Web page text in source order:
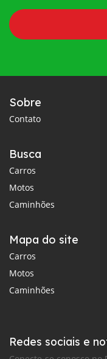
Sobre
Contato
Busca
Carros
Motos
Caminhões
Mapa do site
Carros
Motos
Caminhões
Redes sociais e